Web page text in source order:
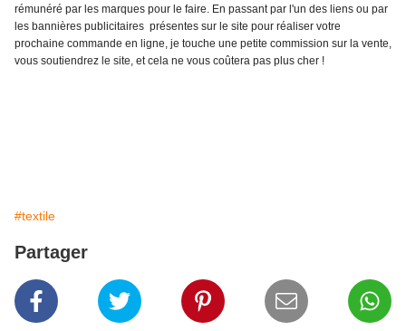
rémunéré par les marques pour le faire. En passant par l'un des liens ou par
les bannières publicitaires présentes sur le site pour réaliser votre
prochaine commande en ligne, je touche une petite commission sur la vente,
vous soutiendrez le site, et cela ne vous coûtera pas plus cher !
#textile
Partager